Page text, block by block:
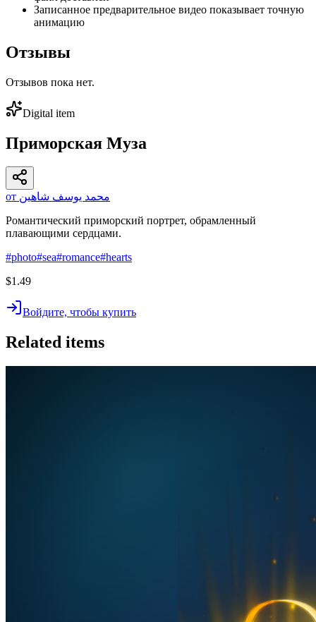
Записанное предварительное видео показывает точную
анимацию
Отзывы
Отзывов пока нет.
Digital item
Приморская Муза
от محمد يوسف شاهين
Романтический приморский портрет, обрамленный
плавающими сердцами.
#photo#sea#romance#hearts
$1.49
Войдите, чтобы купить
Related items